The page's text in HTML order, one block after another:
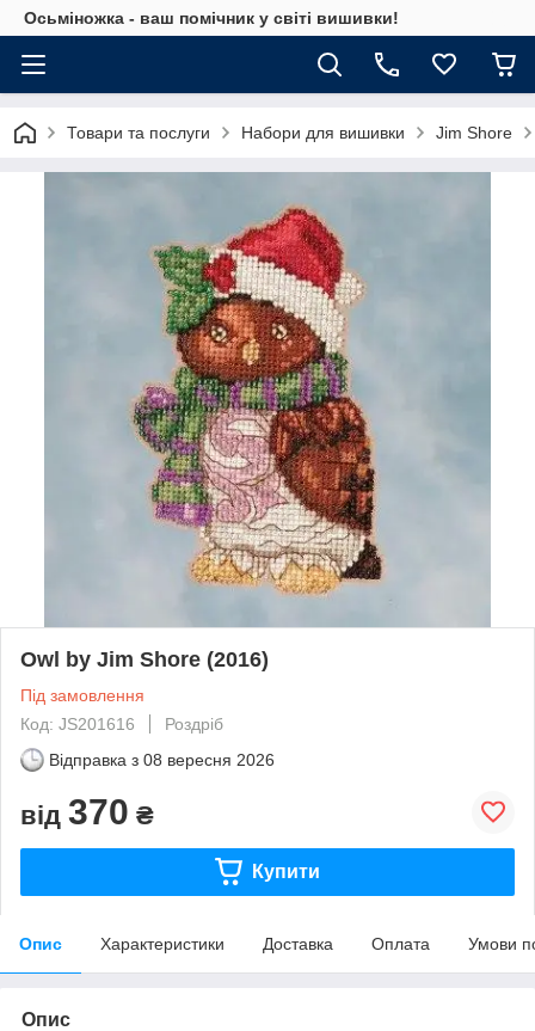
Осьміножка - ваш помічник у світі вишивки!
Товари та послуги Набори для вишивки Jim Shore
Owl by Jim Shore (2016)
Під замовлення
Код: JS201616
Роздріб
Відправка з 08 вересня 2026
від 370 ₴
Купити
Опис Характеристики Доставка Оплата Умови
Опис